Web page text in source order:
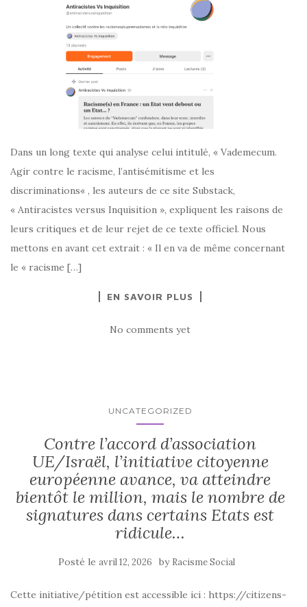
Dans un long texte qui analyse celui intitulé, « Vademecum.
Agir contre le racisme, l’antisémitisme et les
discriminations« , les auteurs de ce site Substack,
« Antiracistes versus Inquisition », expliquent les raisons de
leurs critiques et de leur rejet de ce texte officiel. Nous
mettons en avant cet extrait : « Il en va de même concernant
le « racisme […]
EN SAVOIR PLUS
No comments yet
UNCATEGORIZED
Contre l’accord d’association
UE/Israël, l’initiative citoyenne
européenne avance, va atteindre
bientôt le million, mais le nombre de
signatures dans certains Etats est
ridicule…
Posté le avril 12, 2026 by Racisme Social
Cette initiative/pétition est accessible ici : https://citizens-